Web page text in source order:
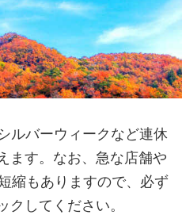
ルバーウィークなど連休
ます。なお、急な店舗や
縮もありますので、必ず
クしてください。